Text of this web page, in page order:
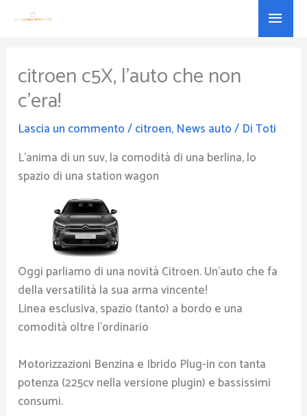
Menu
citroen c5X, l’auto che non
c’era!
Lascia un commento/citroen, News auto/ DiToti
L’anima di un suv, la comodità di una berlina, lo
spazio di una station wagon
Oggi parliamo di una novità Citroen. Un’auto che fa
della versatilità la sua arma vincente!
Linea esclusiva, spazio (tanto) a bordo e una
comodità oltre l’ordinario
Motorizzazioni Benzina e Ibrido Plug-in con tanta
potenza (225cv nella versione plugin) e bassissimi
consumi.